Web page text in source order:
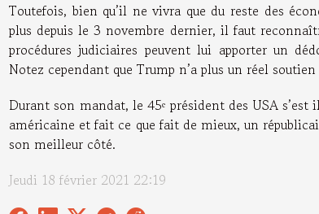
Toutefois, bien qu’il ne vivra que du reste des
plus depuis le 3 novembre dernier, il faut
procédures judiciaires peuvent lui apporter un
Notez cependant que Trump n’a plus un réel
Durant son mandat, le 45ᵉ président des USA
américaine et fait ce que fait de mieux, un
son meilleur côté.
Jeudi 18 février 2021 22:19